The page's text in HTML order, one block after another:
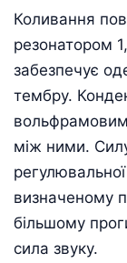
Коливання
резонатором
забезпечує
тембру.
вольфрамовим
між ними.
визначеному
більшому
сила звуку.